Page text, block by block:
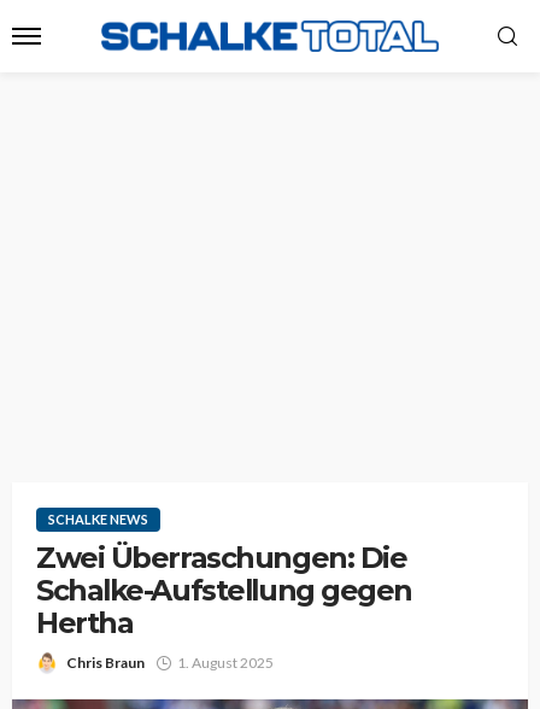
SCHALKE NEWS
Zwei Überraschungen: Die
Schalke-Aufstellung gegen
Hertha
Chris Braun 1. August 2025